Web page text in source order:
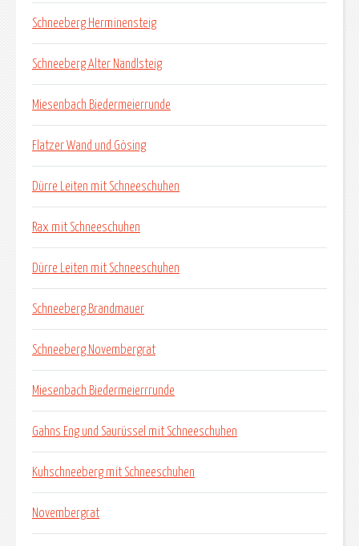
Schneeberg Herminensteig
Schneeberg Alter Nandlsteig
Miesenbach Biedermeierrunde
Flatzer Wand und Gösing
Dürre Leiten mit Schneeschuhen
Rax mit Schneeschuhen
Dürre Leiten mit Schneeschuhen
Schneeberg Brandmauer
Schneeberg Novembergrat
Miesenbach Biedermeierrrunde
Gahns Eng und Saurüssel mit Schneeschuhen
Kuhschneeberg mit Schneeschuhen
Novembergrat